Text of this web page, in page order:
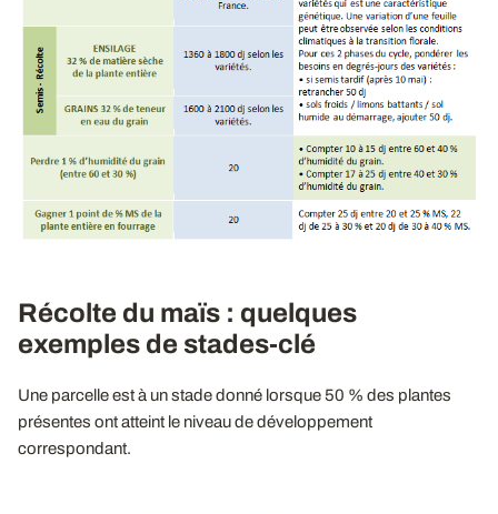
Récolte du maïs : quelques
exemples de stades-clé
Une parcelle est à un stade donné lorsque 50 % des plantes
présentes ont atteint le niveau de développement
correspondant.